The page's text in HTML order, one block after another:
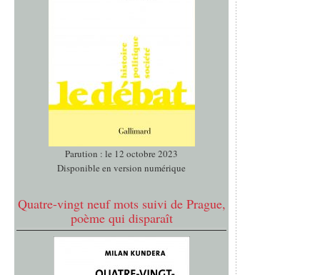
Parution : le 12 octobre 2023
Disponible en version numérique
Quatre-vingt neuf mots suivi de Prague,
poème qui disparaît